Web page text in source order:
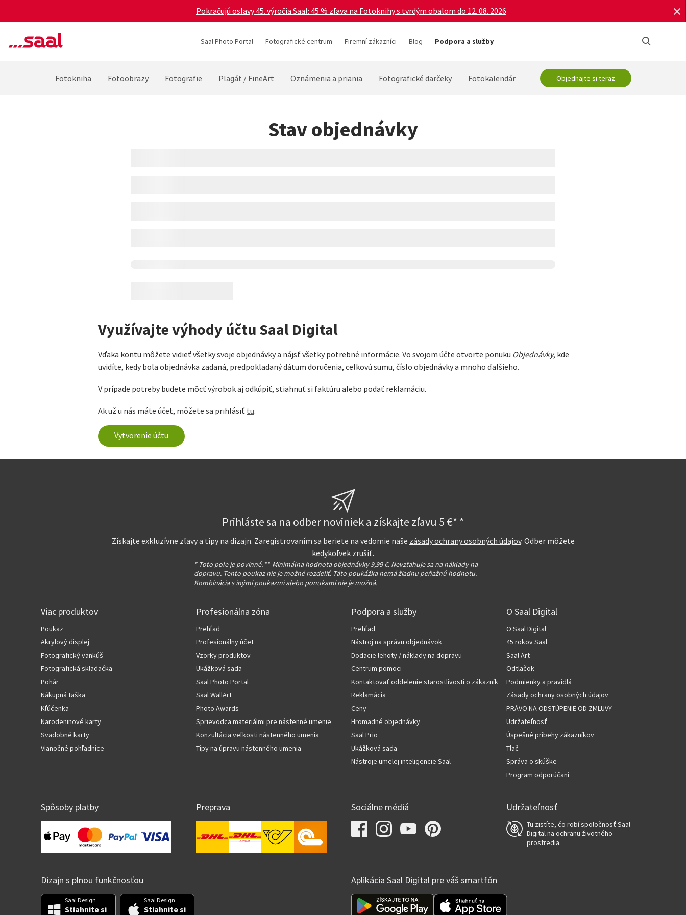
Pokračujú oslavy 45. výročia Saal: 45 % zľava na Fotoknihy s tvrdým obalom do 12. 08. 2026
Saal Photo Portal Fotografické centrum Firemní zákazníci Blog Podpora a služby
Fotokniha Fotoobrazy Fotografie Plagát / FineArt Oznámenia a priania Fotografické darčeky Fotokalendár Objednajte si teraz
Stav objednávky
Využívajte výhody účtu Saal Digital
Vďaka kontu môžete vidieť všetky svoje objednávky a nájsť všetky potrebné informácie. Vo svojom účte otvorte ponuku Objednávky, kde
uvidíte, kedy bola objednávka zadaná, predpokladaný dátum doručenia, celkovú sumu, číslo objednávky a mnoho ďalšieho.
V prípade potreby budete môcť výrobok aj odkúpiť, stiahnuť si faktúru alebo podať reklamáciu.
Ak už u nás máte účet, môžete sa prihlásiť tu.
Vytvorenie účtu
Prihláste sa na odber noviniek a získajte zľavu 5 €* *
Získajte exkluzívne zľavy a tipy na dizajn. Zaregistrovaním sa beriete na vedomie naše zásady ochrany osobných údajov. Odber môžete
kedykoľvek zrušiť.
* Toto pole je povinné. ** Minimálna hodnota objednávky 9,99 €. Nevzťahuje sa na náklady na
dopravu. Tento poukaz nie je možné rozdeliť. Táto poukážka nemá žiadnu peňažnú hodnotu.
Kombinácia s inými poukazmi alebo ponukami nie je možná.
Viac produktov
Poukaz
Akrylový displej
Fotografický vankúš
Fotografická skladačka
Pohár
Nákupná taška
Kľúčenka
Narodeninové karty
Svadobné karty
Vianočné pohľadnice
Profesionálna zóna
Prehľad
Profesionálny účet
Vzorky produktov
Ukážková sada
Saal Photo Portal
Saal WallArt
Photo Awards
Sprievodca materiálmi pre nástenné umenie
Konzultácia veľkosti nástenného umenia
Tipy na úpravu nástenného umenia
Podpora a služby
Prehľad
Nástroj na správu objednávok
Dodacie lehoty / náklady na dopravu
Centrum pomoci
Kontaktovať oddelenie starostlivosti o zákazníkov
Reklamácia
Ceny
Hromadné objednávky
Saal Prio
Ukážková sada
Nástroje umelej inteligencie Saal
O Saal Digital
O Saal Digital
45 rokov Saal
Saal Art
Odtlačok
Podmienky a pravidlá
Zásady ochrany osobných údajov
PRÁVO NA ODSTÚPENIE OD ZMLUVY
Udržateľnosť
Úspešné príbehy zákazníkov
Tlač
Správa o skúške
Program odporúčaní
Spôsoby platby Preprava Sociálne médiá Udržateľnosť
Tu zistíte, čo robí spoločnosť Saal
Digital na ochranu životného
prostredia.
Dizajn s plnou funkčnosťou
Saal Design
Stiahnite si
Saal Design
Stiahnite si
Aplikácia Saal Digital pre váš smartfón